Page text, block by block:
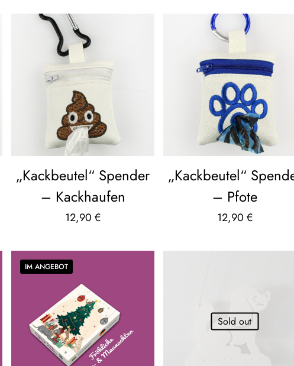
„Kackbeutel“ Spender
– Kackhaufen
12,90€
„Kackbeutel“
– Pfote
12,90 €
IM ANGEBOT
Sold out